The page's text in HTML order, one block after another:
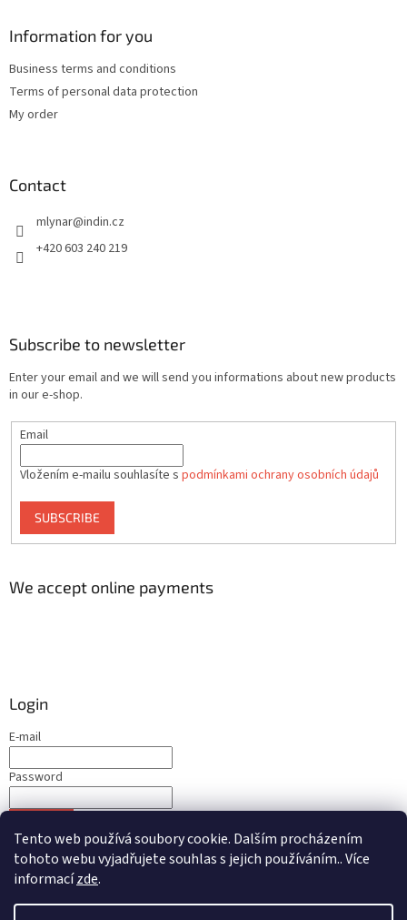
Tento web používá soubory cookie. Dalším procházením
tohoto webu vyjadřujete souhlas s jejich používáním.. Více
informacízde.
Information for you
Business terms and conditions
Terms of personal data protection
My order
Contact
mlynar@indin.cz
+420 603 240 219
Subscribe to newsletter
Enter your email and we will send you informations about new products
in our e-shop.
Email
Vložením e-mailu souhlasíte s podmínkami ochrany osobních údajů
SUBSCRIBE
We accept online payments
Login
E-mail
Password
New registration Forgotten password